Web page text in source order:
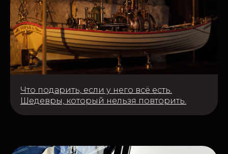
Что подарить, если у него всё есть.
Шедевры, который нельзя повторить.